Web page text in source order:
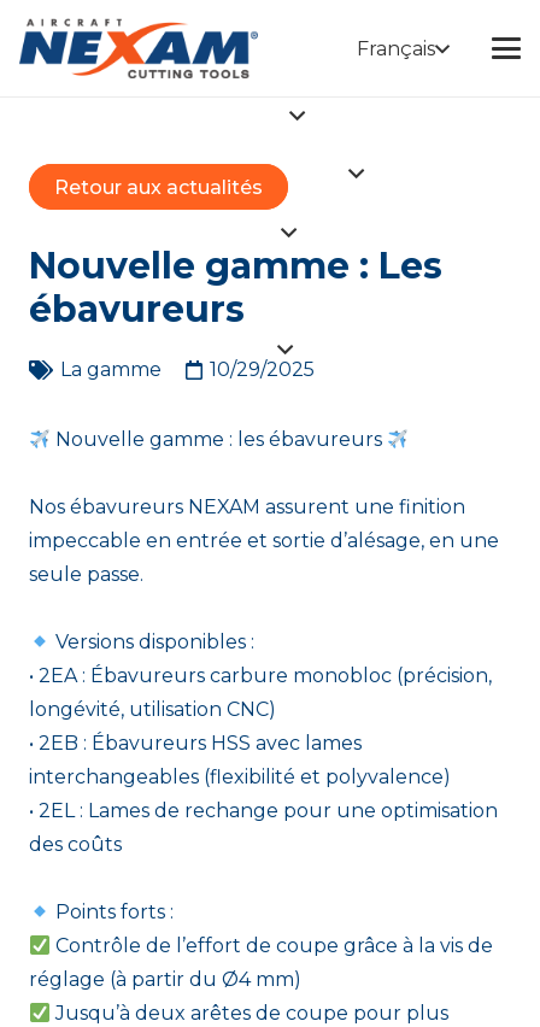
Français
Retour aux actualités
Nouvelle gamme : Les
ébavureurs
La gamme 10/29/2025
Nouvelle gamme : les ébavureurs
Nos ébavureurs NEXAM assurent une finition
impeccable en entrée et sortie d’alésage, en une
seule passe.
Versions disponibles :
• 2EA : Ébavureurs carbure monobloc (précision,
longévité, utilisation CNC)
• 2EB : Ébavureurs HSS avec lames
interchangeables (flexibilité et polyvalence)
• 2EL : Lames de rechange pour une optimisation
des coûts
Points forts :
Contrôle de l’effort de coupe grâce à la vis de
réglage (à partir du Ø4 mm)
Jusqu’à deux arêtes de coupe pour plus